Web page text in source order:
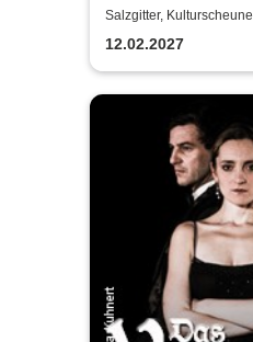
Salzgitter, Kulturscheune
12.02.2027